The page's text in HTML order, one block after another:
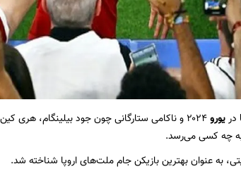
دریورو
۲۰۲۴ و ناکامی ستارگانی چون جود بیلینگام، هری
چه کسی می‌رسد.
به عنوان بهترین بازیکن جام ملت‌های اروپا شناخته شد.